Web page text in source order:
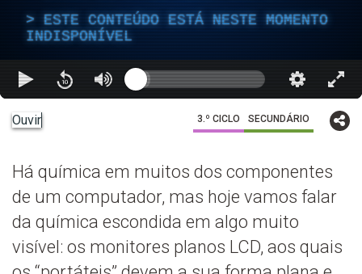
ESTE CONTEÚDO ESTÁ NESTE MOMENTO
INDISPONÍVEL
Ouvir 3.º CICLO SECUNDÁRIO
Há química em muitos dos componentes
de um computador, mas hoje vamos falar
da química escondida em algo muito
visível: os monitores planos LCD, aos quais